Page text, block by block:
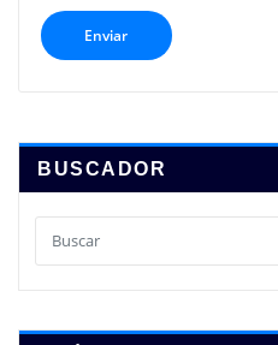
BUSCADOR